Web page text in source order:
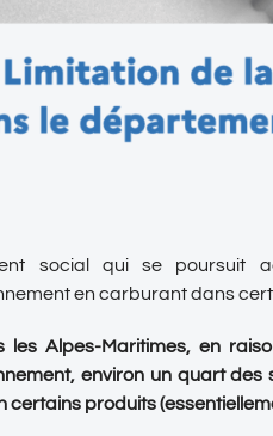
social qui se poursuit
en carburant dans
les Alpes-Maritimes, en
environ un quart
certains produits